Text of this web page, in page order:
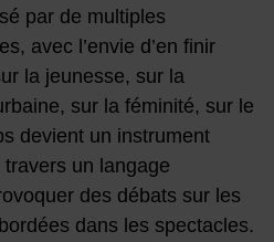
par de multiples
avec l’envie d’en finir
la jeunesse, sur la
sur la féminité, sur le
devient un instrument
un langage
des débats sur les
dans les spectacles.